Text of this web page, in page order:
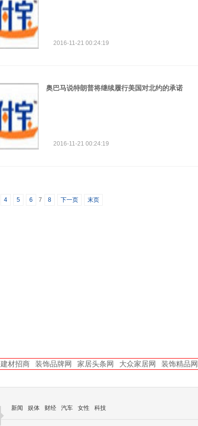
2016-11-21 00:24:19
奥巴马说特朗普将继续履行美国对北约的承诺
2016-11-21 00:24:19
4 5 6 7 8 下一页 末页
建材招商 装饰品牌网 家居头条网 大众家居网 装饰精品网
新闻 娱体 财经 汽车 女性 科技